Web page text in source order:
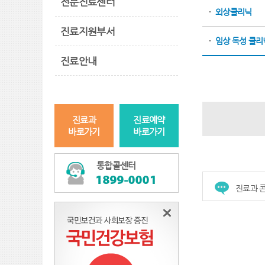
진료지원부서
진료안내
진료과
바로가기
진료예약
바로가기
통합콜센터
외상클리닉
임상 독성 클리
진료과